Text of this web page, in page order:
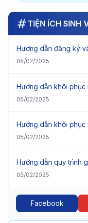
TIỆN ÍCH SINH
Hướng dẫn đăng ký
05/02/2025
Hướng dẫn khôi phục
05/02/2025
Hướng dẫn khôi phục
05/02/2025
Hướng dẫn quy trình
05/02/2025
Facebook